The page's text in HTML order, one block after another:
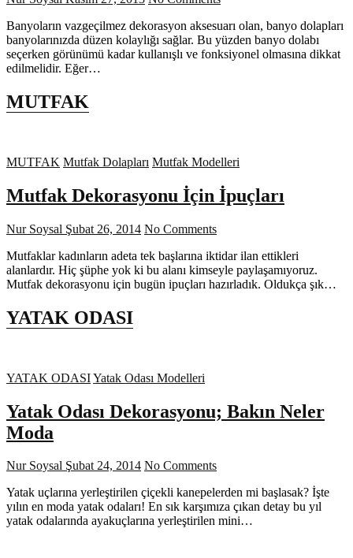
Banyoların vazgeçilmez dekorasyon aksesuarı olan, banyo dolapları
banyolarınızda düzen kolaylığı sağlar. Bu yüzden banyo dolabı
seçerken görünümü kadar kullanışlı ve fonksiyonel olmasına dikkat
edilmelidir. Eğer…
MUTFAK
MUTFAK Mutfak Dolapları Mutfak Modelleri
Mutfak Dekorasyonu İçin İpuçları
Nur Soysal Şubat 26, 2014 No Comments
Mutfaklar kadınların adeta tek başlarına iktidar ilan ettikleri
alanlardır. Hiç şüphe yok ki bu alanı kimseyle paylaşamıyoruz.
Mutfak dekorasyonu için bugün ipuçları hazırladık. Oldukça şık…
YATAK ODASI
YATAK ODASIYatak Odası Modelleri
Yatak Odası Dekorasyonu; Bakın Neler
Moda
Nur Soysal Şubat 24, 2014 No Comments
Yatak uçlarına yerleştirilen çiçekli kanepelerden mi başlasak? İşte
yılın en moda yatak odaları! En sık karşımıza çıkan detay bu yıl
yatak odalarında ayakuçlarına yerleştirilen mini…